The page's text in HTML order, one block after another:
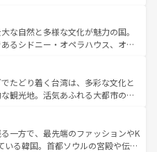
は、音楽と美食が融合した独特の
メリカの各地域で異なる魅力を楽
と豊かな歴史を感じることができ
お、新着のアメリカ
を参照してほしい。
た、定番の観光地といえばオアフ
めるならマウイ島やカウアイ島が
リーンに輝く海をはじめ、豊かな
れる人々を迎えてくれるハワイの
フードやハワイアンミュージッ
など、すべてがハワイの魅力を彩
着のハワイ情報
してほしい。
な自然と多様な文化が魅力の国。
るシドニー・オペラハウス、オー
にそびえるウルル（エアーズロッ
い原生林やケアンズの熱帯雨林な
。また、カフェやワイン、オージ
充実しており、サーフィンやダイ
、アウトドア好きにはたまらな
彩な魅力を存分に味わいつくそ
たどり着く台湾は、多彩な文化と
観光地。活気あふれる大都市の台
である台湾東部など、都市の喧騒
ており、訪れる人に新しい発見と
。また、奥深い台湾の食文化も魅
一方で、最先端のファッションやK
いる韓国。首都ソウルの宮殿や伝統